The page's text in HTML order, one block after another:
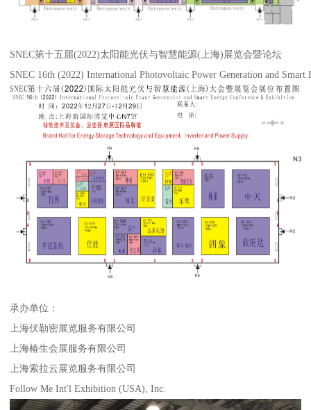
SNEC第十五届(2022)太阳能光伏与智慧能源(上海)展览会暨论坛
SNEC 16th (2022) International Photovoltaic Power Generation and
承办单位：
上海伏勒密展览服务有限公司
上海椿生会展服务有限公司
上海索拉云展览服务有限公司
Follow Me Int'l Exhibition (USA), Inc.